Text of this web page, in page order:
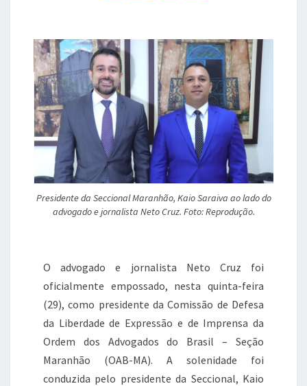
Expressão
e
de
Imprensa
e
b
o
o
k
te
r
s
A
p
p
gr
a
m
Presidente da Seccional Maranhão, Kaio Saraiva ao lado do
advogado e jornalista Neto Cruz. Foto: Reprodução.
O advogado e jornalista Neto Cruz foi
oficialmente empossado, nesta quinta-feira
(29), como presidente da Comissão de Defesa
da Liberdade de Expressão e de Imprensa da
Ordem dos Advogados do Brasil – Seção
Maranhão (OAB-MA). A solenidade foi
conduzida pelo presidente da Seccional, Kaio